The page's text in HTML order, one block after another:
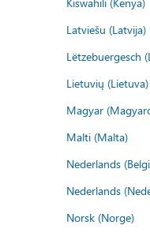
Latviešu (Latvija)
Lëtzebuergesch
Lietuvių (Lietuva)
Magyar
Malti (Malta)
Nederlands
Nederlands
Norsk (Norge)